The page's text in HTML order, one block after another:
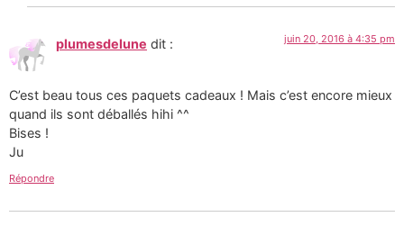
plumesdelune dit : juin 20, 2016 à 4:35 pm
C’est beau tous ces paquets cadeaux ! Mais c’est encore mieux
quand ils sont déballés hihi ^^
Bises !
Ju
Répondre